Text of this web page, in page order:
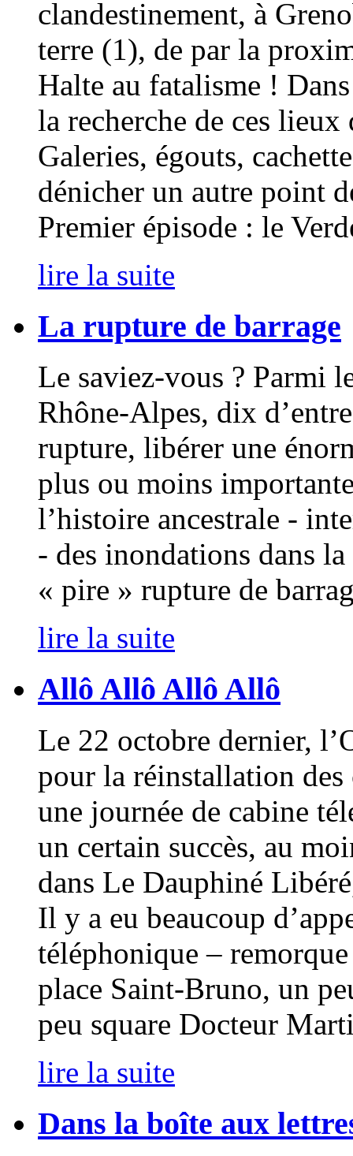
clandestinement, à
terre (1), de par la
Halte au fatalisme !
la recherche de ces
Galeries, égouts,
dénicher un autre point
Premier épisode : le
lire la suite
La rupture de barrage
Le saviez-vous ? Parmi
Rhône-Alpes, dix
rupture, libérer une
plus ou moins
l’histoire ancestrale -
- des inondations dans
« pire » rupture de
lire la suite
Allô Allô Allô Allô
Le 22 octobre dernier,
pour la réinstallation
une journée de cabine
un certain succès, au
dans Le Dauphiné
Il y a eu beaucoup
téléphonique –
place Saint-Bruno, un
peu square Docteur
lire la suite
Dans la boîte aux